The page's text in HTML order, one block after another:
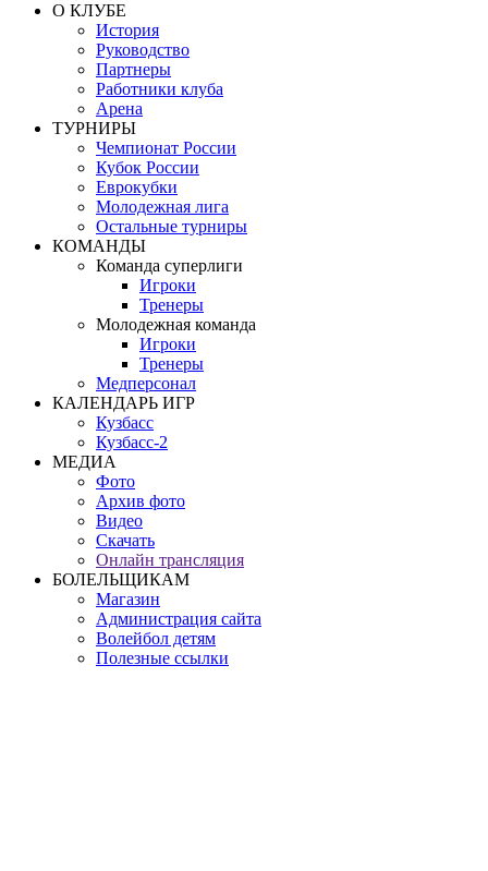
О КЛУБЕ
История
Руководство
Партнеры
Работники клуба
Арена
ТУРНИРЫ
Чемпионат России
Кубок России
Еврокубки
Молодежная лига
Остальные турниры
КОМАНДЫ
Команда суперлиги
Игроки
Тренеры
Молодежная команда
Игроки
Тренеры
Медперсонал
КАЛЕНДАРЬ ИГР
Кузбасс
Кузбасс-2
МЕДИА
Фото
Архив фото
Видео
Скачать
Онлайн трансляция
БОЛЕЛЬЩИКАМ
Магазин
Администрация сайта
Волейбол детям
Полезные ссылки